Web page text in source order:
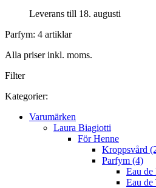
Leverans till 18. augusti
Parfym: 4 artiklar
Alla priser inkl. moms.
Filter
Kategorier:
Varumärken
Laura Biagiotti
För Henne
Kroppsvård
Parfym (4)
Eau de
Eau de